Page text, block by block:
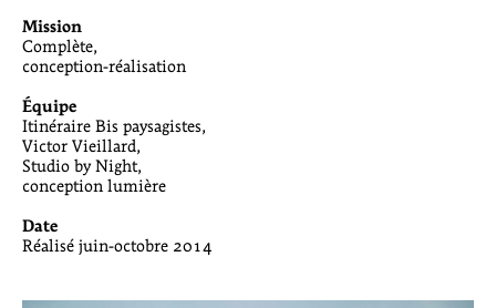
Mission
Complète,
conception-réalisation
Équipe
Itinéraire Bis paysagistes,
Victor Vieillard,
Studio by Night,
conception lumière
Date
Réalisé juin-octobre 2014